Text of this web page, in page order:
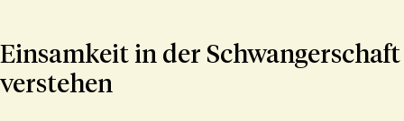
Einsamkeit in der Schwangerschaft
verstehen